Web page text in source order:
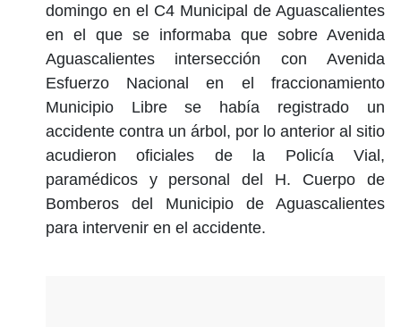
domingo en el C4 Municipal de Aguascalientes
en el que se informaba que sobre Avenida
Aguascalientes intersección con Avenida
Esfuerzo Nacional en el fraccionamiento
Municipio Libre se había registrado un
accidente contra un árbol, por lo anterior al sitio
acudieron oficiales de la Policía Vial,
paramédicos y personal del H. Cuerpo de
Bomberos del Municipio de Aguascalientes
para intervenir en el accidente.